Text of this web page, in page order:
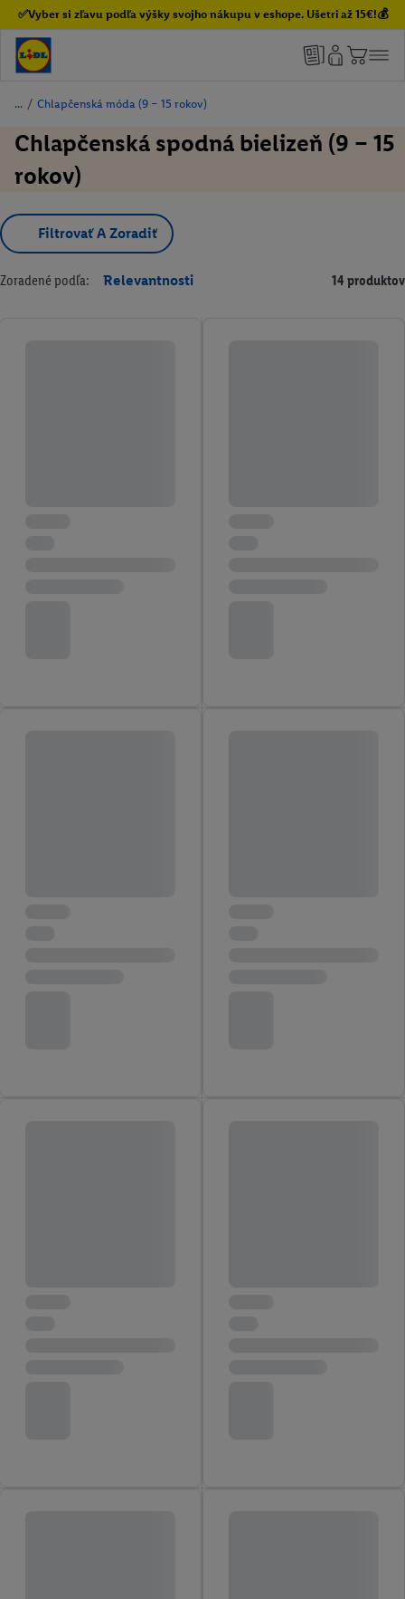
✅Vyber si zľavu podľa výšky svojho nákupu v eshope. Ušetri až 15€!💰
/ Chlapčenská móda (9 – 15 rokov)
Chlapčenská spodná bielizeň (9 – 15
rokov)
Filtrovať A Zoradiť
Zoradené podľa: Relevantnosti 14 produktov